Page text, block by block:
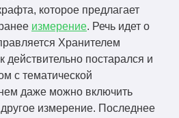
1.20.1 Скачать
1.21.1 Скачать
1.20.4 Скачать
которое предлагает
измерение. Речь идет о
Хранителем
действительно постарался и
с тематической
даже можно включить
измерение. Последнее